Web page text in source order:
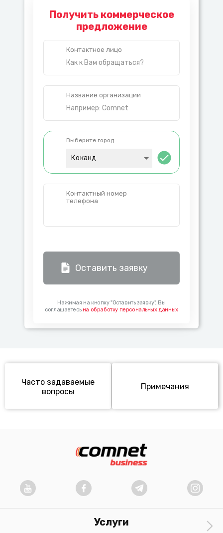
Получить коммерческое
предложение
Контактное лицо
Название организации
Выберите город
Коканд
Контактный номер
телефона
Оставить заявку
Нажимая на кнопку "Оставить заявку", Вы
соглашаетесь на обработку персональных данных
Часто задаваемые
вопросы
Примечания
Услуги